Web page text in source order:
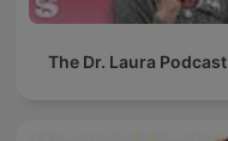
The Dr. Laura Podcast